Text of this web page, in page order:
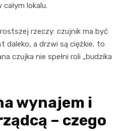
lokalu.
rzeczy: czujnik ma być
daleko, a drzwi są ciężkie, to
czujka nie spełni roli „budzika
wynajem i
– czego